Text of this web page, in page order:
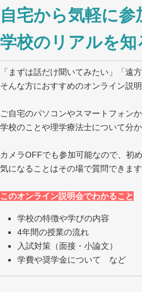
自宅から気軽に参
学校のリアルを知
「まずは話だけ聞いてみたい」「遠
そんな方におすすめのオンライン説明
ご自宅のパソコンやスマートフォンか
学校のことや理学療法士について分
カメラOFFでも参加可能なので、初
気になることはその場で質問できます
このオンライン説明会でわかること
学校の特徴や学びの内容
4年間の授業の流れ
入試対策（面接・小論文）
学費や奨学金について など